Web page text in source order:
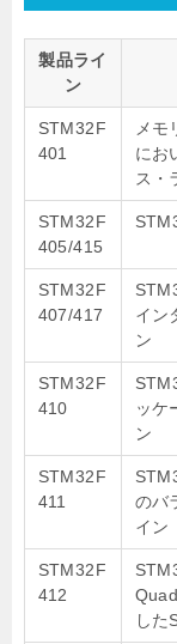
製品ライ
ン
STM32F
401
メモ
にお
ス・
STM32F
405/415
STM32F
407/417
イン
ン
STM32F
410
ッケ
ン
STM32F
411
のバ
イン
STM32F
412
した